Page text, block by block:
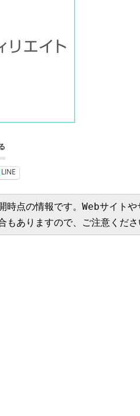
LINE
時点の情報です。Webサイト
もありますので、ご注意くださ